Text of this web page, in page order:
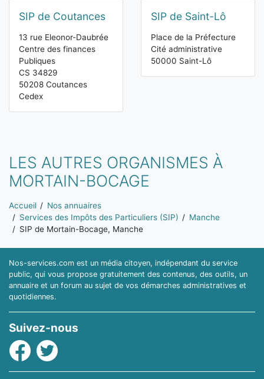
SIP de Coutances
13 rue Eleonor-Daubrée
Centre des finances
Publiques
CS 34829
50208 Coutances
Cedex
SIP de Saint-Lô
Place de la Préfecture
Cité administrative
50000 Saint-Lô
LES AUTRES ORGANISMES À
MORTAIN-BOCAGE
Vous êtes ici:
Accueil
Nos annuaires
Services des Impôts des Particuliers (SIP)
Manche
SIP de Mortain-Bocage, Manche
Nos-services.com est un média citoyen, indépendant du service
public, qui vous propose gratuitement des contenus, des outils, un
annuaire et un forum au sujet de vos démarches administratives et
quotidiennes.
Suivez-nous
Facebook
Twitter